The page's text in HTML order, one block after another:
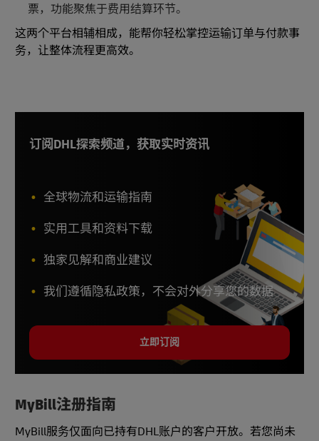
票，功能聚焦于费用结算环节。
这两个平台相辅相成，能帮你轻松掌控运输订单与付款事
务，让整体流程更高效。
订阅DHL探索频道，获取实时资讯
全球物流和运输指南
实用工具和资料下载
独家见解和商业建议
我们遵循隐私政策，不会对外分享您的数据
立即订阅
MyBill注册指南
MyBill服务仅面向已持有DHL账户的客户开放。若您尚未